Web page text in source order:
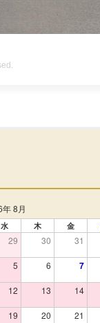
8月
水 木 金
29 30 31
5 6 7
12 13 14
19 20 21